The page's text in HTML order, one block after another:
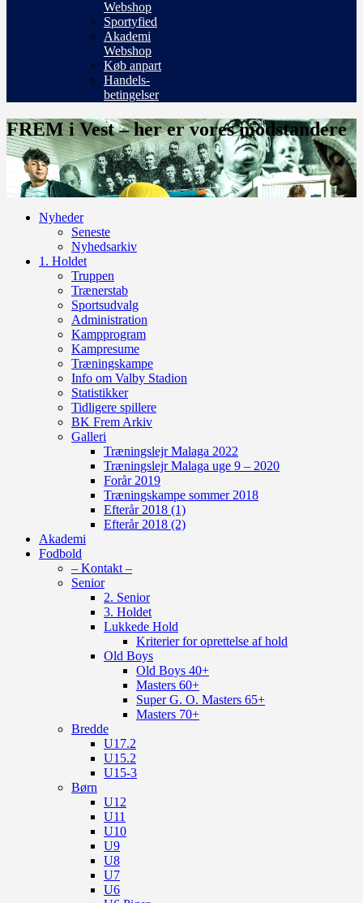
Webshop
Sportyfied
Akademi
Webshop
Køb anpart
Handels-
betingelser
FREM i Vest – her er vores modstandere
Nyheder
Seneste
Nyhedsarkiv
1. Holdet
Truppen
Trænerstab
Sportsudvalg
Administration
Kampprogram
Kampresume
Træningskampe
Info om Valby Stadion
Statistikker
Tidligere spillere
BK Frem Arkiv
Galleri
Træningslejr Malaga 2022
Træningslejr Malaga uge 9 – 2020
Forår 2019
Træningskampe sommer 2018
Efterår 2018 (1)
Efterår 2018 (2)
Akademi
Fodbold
– Kontakt –
Senior
2. Senior
3. Holdet
Lukkede Hold
Kriterier for oprettelse af hold
Old Boys
Old Boys 40+
Masters 60+
Super G. O. Masters 65+
Masters 70+
Bredde
U17.2
U15.2
U15-3
Børn
U12
U11
U10
U9
U8
U7
U6